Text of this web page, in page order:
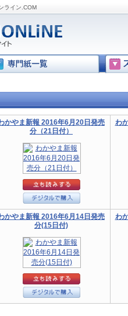
ライン.COM
かやま新報 2016年6月20日発売
分（21日付）
わ
かやま新報 2016年6月14日発売
分(15日付)
わ